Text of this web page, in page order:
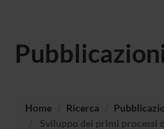
Home Ricerca
Sviluppo dei primi processi